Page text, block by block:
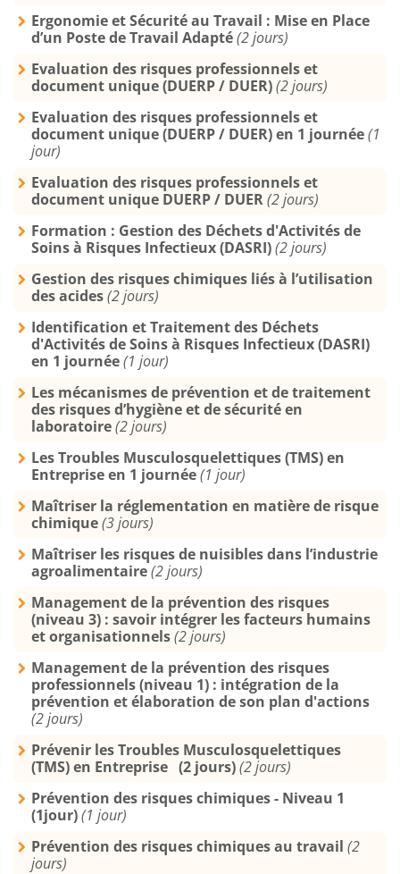
Ergonomie et Sécurité au Travail : Mise en Place
d’un Poste de Travail Adapté(2 jours)
Evaluation des risques professionnels et
document unique (DUERP / DUER)(2 jours)
Evaluation des risques professionnels et
document unique (DUERP / DUER) en 1 journée(1
jour)
Evaluation des risques professionnels et
document unique DUERP / DUER(2 jours)
Formation : Gestion des Déchets d'Activités de
Soins à Risques Infectieux (DASRI)(2 jours)
Gestion des risques chimiques liés à l’utilisation
des acides(2 jours)
Identification et Traitement des Déchets
d'Activités de Soins à Risques Infectieux (DASRI)
en 1 journée(1 jour)
Les mécanismes de prévention et de traitement
des risques d’hygiène et de sécurité en
laboratoire(2 jours)
Les Troubles Musculosquelettiques (TMS) en
Entreprise en 1 journée(1 jour)
Maîtriser la réglementation en matière de risque
chimique(3 jours)
Maîtriser les risques de nuisibles dans l’industrie
agroalimentaire(2 jours)
Management de la prévention des risques
(niveau 3) : savoir intégrer les facteurs humains
et organisationnels(2 jours)
Management de la prévention des risques
professionnels (niveau 1) : intégration de la
prévention et élaboration de son plan d'actions
(2 jours)
Prévenir les Troubles Musculosquelettiques
(TMS) en Entreprise (2 jours)(2 jours)
Prévention des risques chimiques - Niveau 1
(1jour)(1 jour)
Prévention des risques chimiques au travail (2
jours)